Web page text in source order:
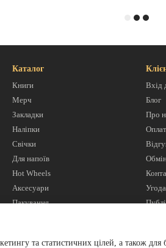
Каталог
Книги
Мерч
Закладки
Наліпки
Свічки
Для напоїв
Hot Wheels
Аксесуари
Пакування
Вхід
Блог
Про
та статистичних цілей, а також для